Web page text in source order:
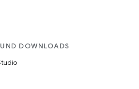
DOWNLOADS